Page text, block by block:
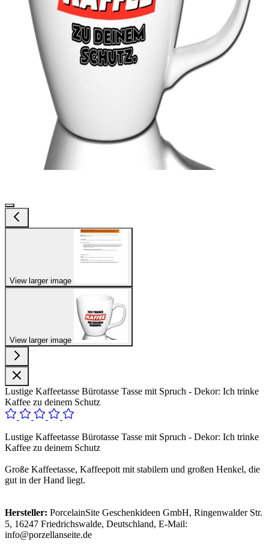
View larger image
View larger image
Lustige Kaffeetasse Bürotasse Tasse mit Spruch - Dekor: Ich trinke
Kaffee zu deinem Schutz
Lustige Kaffeetasse Bürotasse Tasse mit Spruch - Dekor: Ich trinke
Kaffee zu deinem Schutz
Große Kaffeetasse, Kaffeepott mit stabilem und großen Henkel, die
gut in der Hand liegt.
Hersteller: PorcelainSite Geschenkideen GmbH, Ringenwalder Str.
5, 16247 Friedrichswalde, Deutschland, E-Mail:
info@porzellanseite.de